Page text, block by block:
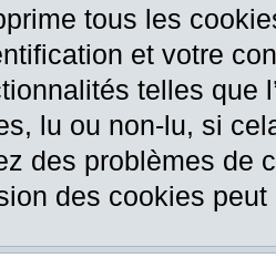
tous les
et votre
telles que
lu ou non-lu, si
des problèmes de
des cookies peut